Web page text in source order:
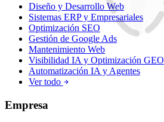
Diseño y Desarrollo Web
Sistemas ERP y Empresariales
Optimización SEO
Gestión de Google Ads
Mantenimiento Web
Visibilidad IA y Optimización GEO
Automatización IA y Agentes
Ver todo
Empresa